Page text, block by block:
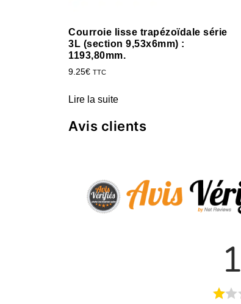
Courroie lisse trapézoïdale série
3L (section 9,53x6mm) :
1193,80mm.
9.25€ TTC
Lire la suite
Avis clients
1